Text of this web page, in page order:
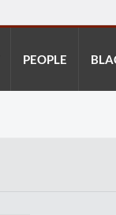
PEOPLE